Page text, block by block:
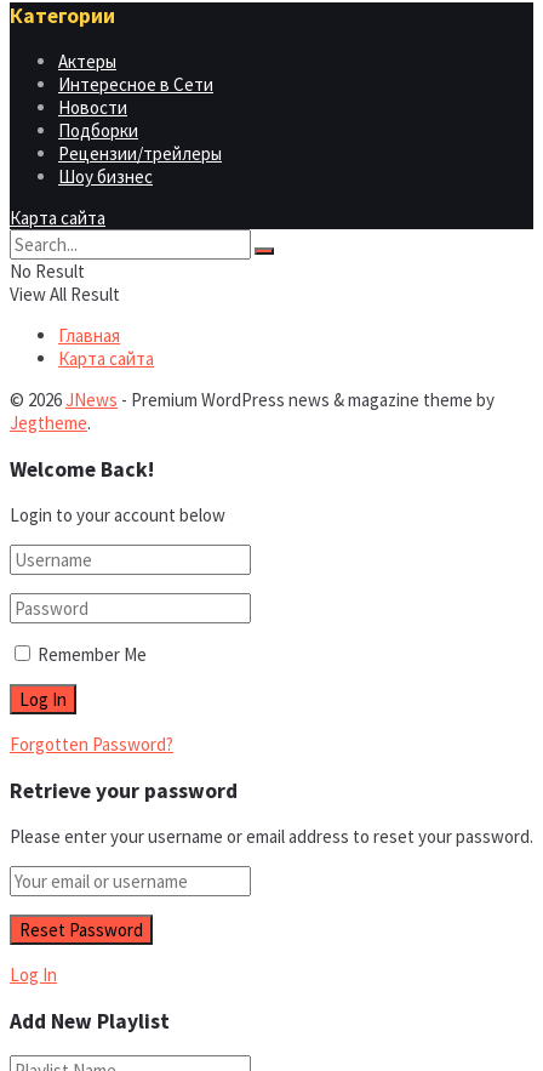
Категории
Актеры
Интересное в Сети
Новости
Подборки
Рецензии/трейлеры
Шоу бизнес
Карта сайта
No Result
View All Result
Главная
Карта сайта
© 2026JNews - Premium WordPress news & magazine theme by
Jegtheme.
Welcome Back!
Login to your account below
Remember Me
Forgotten Password?
Retrieve your password
Please enter your username or email address to reset your password.
Log In
Add New Playlist